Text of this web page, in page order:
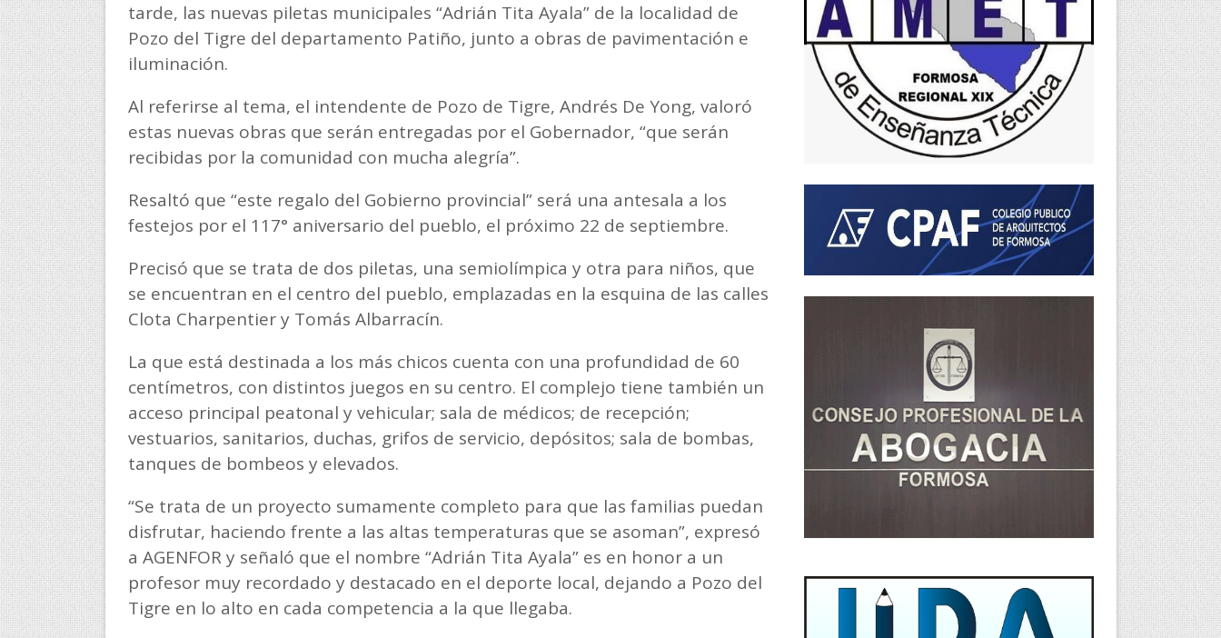
tarde, las nuevas piletas municipales “Adrián Tita Ayala” de la localidad de
Pozo del Tigre del departamento Patiño, junto a obras de pavimentación e
iluminación.
Al referirse al tema, el intendente de Pozo de Tigre, Andrés De Yong, valoró
estas nuevas obras que serán entregadas por el Gobernador, “que serán
recibidas por la comunidad con mucha alegría”.
Resaltó que “este regalo del Gobierno provincial” será una antesala a los
festejos por el 117° aniversario del pueblo, el próximo 22 de septiembre.
Precisó que se trata de dos piletas, una semiolímpica y otra para niños, que
se encuentran en el centro del pueblo, emplazadas en la esquina de las calles
Clota Charpentier y Tomás Albarracín.
La que está destinada a los más chicos cuenta con una profundidad de 60
centímetros, con distintos juegos en su centro. El complejo tiene también un
acceso principal peatonal y vehicular; sala de médicos; de recepción;
vestuarios, sanitarios, duchas, grifos de servicio, depósitos; sala de bombas,
tanques de bombeos y elevados.
“Se trata de un proyecto sumamente completo para que las familias puedan
disfrutar, haciendo frente a las altas temperaturas que se asoman”, expresó
a AGENFOR y señaló que el nombre “Adrián Tita Ayala” es en honor a un
profesor muy recordado y destacado en el deporte local, dejando a Pozo del
Tigre en lo alto en cada competencia a la que llegaba.